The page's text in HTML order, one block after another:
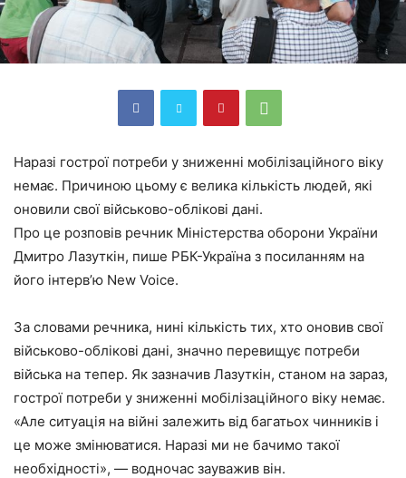
Наразі гострої потреби у зниженні мобілізаційного віку
немає. Причиною цьому є велика кількість людей, які
оновили свої військово-облікові дані.
Про це розповів речник Міністерства оборони України
Дмитро Лазуткін, пише РБК-Україна з посиланням на
його інтерв’ю New Voice.
За словами речника, нині кількість тих, хто оновив свої
військово-облікові дані, значно перевищує потреби
війська на тепер. Як зазначив Лазуткін, станом на зараз,
гострої потреби у зниженні мобілізаційного віку немає.
«Але ситуація на війні залежить від багатьох чинників і
це може змінюватися. Наразі ми не бачимо такої
необхідності», — водночас зауважив він.